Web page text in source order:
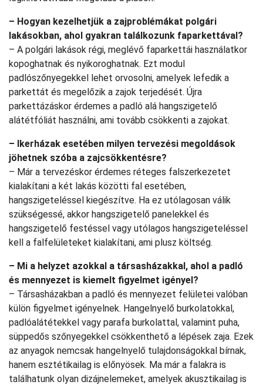
– Hogyan kezelhetjük a zajproblémákat polgári
lakásokban, ahol gyakran találkozunk faparkettával?
– A polgári lakások régi, meglévő faparkettái használatkor
kopoghatnak és nyikoroghatnak. Ezt modul
padlószőnyegekkel lehet orvosolni, amelyek lefedik a
parkettát és megelőzik a zajok terjedését. Újra
parkettázáskor érdemes a padló alá hangszigetelő
alátétfóliát használni, ami tovább csökkenti a zajokat.
– Ikerházak esetében milyen tervezési megoldások
jöhetnek szóba a zajcsökkentésre?
– Már a tervezéskor érdemes réteges falszerkezetet
kialakítani a két lakás közötti fal esetében,
hangszigeteléssel kiegészítve. Ha ez utólagosan válik
szükségessé, akkor hangszigetelő panelekkel és
hangszigetelő festéssel vagy utólagos hangszigeteléssel
kell a falfelületeket kialakítani, ami plusz költség.
– Mi a helyzet azokkal a társasházakkal, ahol a padló
és mennyezet is kiemelt figyelmet igényel?
– Társasházakban a padló és mennyezet felületei valóban
külön figyelmet igényelnek. Hangelnyelő burkolatokkal,
padlóalátétekkel vagy parafa burkolattal, valamint puha,
süppedős szőnyegekkel csökkenthető a lépések zaja. Ezek
az anyagok nemcsak hangelnyelő tulajdonságokkal bírnak,
hanem esztétikailag is előnyösek. Ma már a falakra is
találhatunk olyan dizájnelemeket, amelyek akusztikailag is